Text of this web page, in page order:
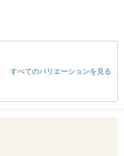
すべてのバリエーションを見る